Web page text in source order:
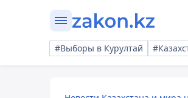
#Выборы в Курултай